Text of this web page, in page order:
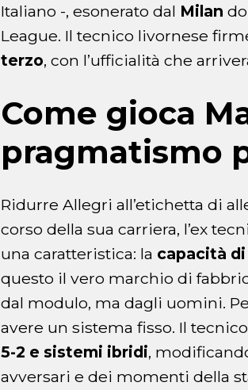
Italiano -, esonerato dal Milan
League. Il tecnico livornese
terzo, con l’ufficialità che
Come gioca
pragmatismo
Ridurre Allegri all’etichetta di
corso della sua carriera, l’ex
una caratteristica: la capacità
questo il vero marchio di
dal modulo, ma dagli uomini.
avere un sistema fisso. Il
5-2 e sistemi ibridi,
avversari e dei momenti della